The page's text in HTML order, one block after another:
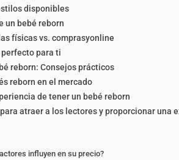
disponibles
un bebé reborn
físicas vs. comprasyonline
para ti
reborn: Consejos prácticos
reborn en el mercado
de tener un bebé reborn
atraer a los lectores y proporcionar una
influyen en su precio?